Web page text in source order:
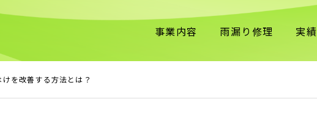
事業内容 雨漏り修理 実績
を改善する方法とは？